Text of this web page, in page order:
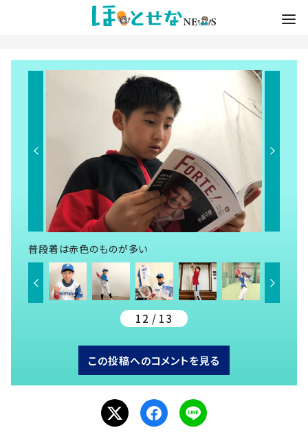
普段着は赤色のものが多い
12 / 13
この投稿へのコメントを見る